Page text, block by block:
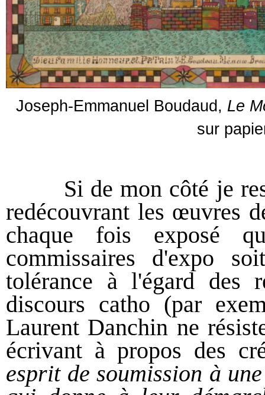
Joseph-Emmanuel Boudaud, Le
sur
Si de mon côté je
redécouvrant les œuvres
chaque fois exposé
commissaires d'expo
tolérance à l'égard des
discours catho (par
Laurent Danchin ne
écrivant à propos des
esprit de soumission à